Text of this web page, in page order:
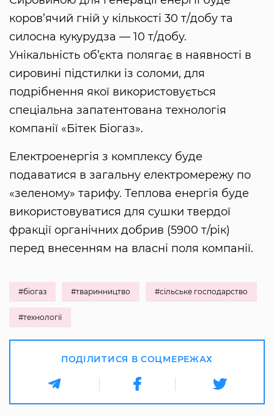
коров’ячий гній у кількості 30 т/добу та
силосна кукурудза — 10 т/добу.
Унікальність об’єкта полягає в наявності в
сировині підстилки із соломи, для
подрібнення якої використовується
спеціальна запатентована технологія
компанії «Бітек Біогаз».
Електроенергія з комплексу буде
подаватися в загальну електромережу по
«зеленому» тарифу. Теплова енергія буде
використовуватися для сушки твердої
фракції органічних добрив (5900 т/рік)
перед внесенням на власні поля компанії.
#біогаз #тваринництво #сільське господарство
#технології
ПОДІЛИТИСЯ В СОЦМЕРЕЖАХ